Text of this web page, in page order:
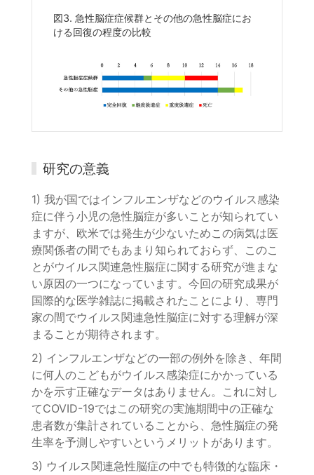
図3. 急性脳症症候群とその他の急性脳症にお
ける回復の程度の比較
研究の意義
1) 我が国ではインフルエンザなどのウイルス感染
症に伴う小児の急性脳症が多いことが知られてい
ますが、欧米では発生が少ないためこの病気は医
療関係者の間でもあまり知られておらず、このこ
とがウイルス関連急性脳症に関する研究が進まな
い原因の一つになっています。今回の研究成果が
国際的な医学雑誌に掲載されたことにより、専門
家の間でウイルス関連急性脳症に対する理解が深
まることが期待されます。
2) インフルエンザなどの一部の例外を除き、年間
に何人のこどもがウイルス感染症にかかっている
かを示す正確なデータはありません。これに対し
てCOVID-19ではこの研究の実施期間中の正確な
患者数が集計されていることから、急性脳症の発
生率を予測しやすいというメリットがあります。
3) ウイルス関連急性脳症の中でも特徴的な臨床・